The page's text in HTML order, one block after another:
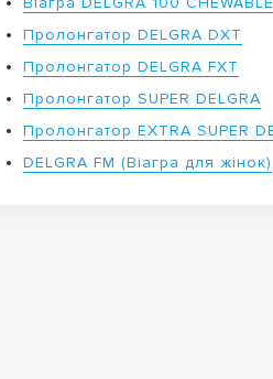
Пролонгатор DELGRA DXT
Пролонгатор DELGRA FXT
Пролонгатор SUPER DELGRA
Пролонгатор EXTRA SUPER
DELGRA FM (Віагра для жінок)